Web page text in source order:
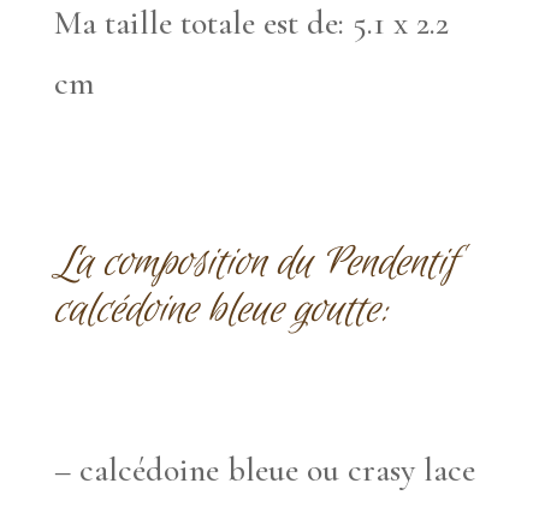
Ma taille totale est de: 5.1 x 2.2
cm
La composition du Pendentif
calcédoine bleue goutte:
– calcédoine bleue ou crasy lace